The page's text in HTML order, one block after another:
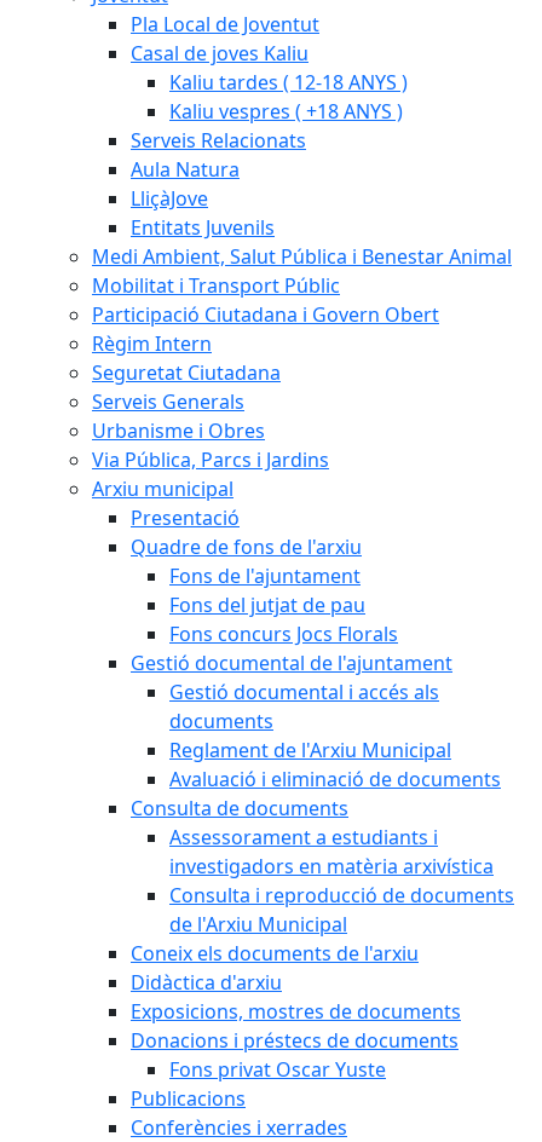
Pla Local de Joventut
Casal de joves Kaliu
Kaliu tardes ( 12-18 ANYS )
Kaliu vespres ( +18 ANYS )
Serveis Relacionats
Aula Natura
LliçàJove
Entitats Juvenils
Medi Ambient, Salut Pública i Benestar Animal
Mobilitat i Transport Públic
Participació Ciutadana i Govern Obert
Règim Intern
Seguretat Ciutadana
Serveis Generals
Urbanisme i Obres
Via Pública, Parcs i Jardins
Arxiu municipal
Presentació
Quadre de fons de l'arxiu
Fons de l'ajuntament
Fons del jutjat de pau
Fons concurs Jocs Florals
Gestió documental de l'ajuntament
Gestió documental i accés als
documents
Reglament de l'Arxiu Municipal
Avaluació i eliminació de documents
Consulta de documents
Assessorament a estudiants i
investigadors en matèria arxivística
Consulta i reproducció de documents
de l'Arxiu Municipal
Coneix els documents de l'arxiu
Didàctica d'arxiu
Exposicions, mostres de documents
Donacions i préstecs de documents
Fons privat Oscar Yuste
Publicacions
Conferències i xerrades